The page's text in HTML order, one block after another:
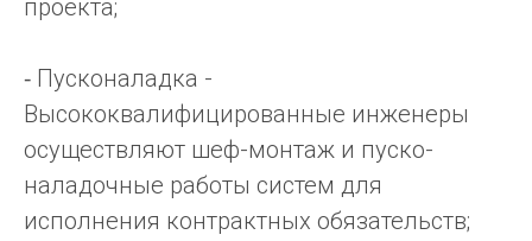
проекта;
⁃ Пусконаладка -
Высококвалифицированные инженеры
осуществляют шеф-монтаж и пуско-
наладочные работы систем для
исполнения контрактных обязательств;